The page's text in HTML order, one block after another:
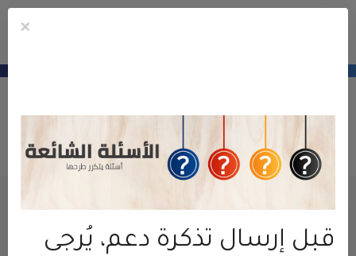
فتح تذكرة
الدعم الفني إرسال تذكرة جديدة
الإسم
×
قبل إرسال تذكرة دعم، يُرجى